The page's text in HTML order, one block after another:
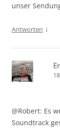
unser
Antworten ↓
@Robert: Es
Soundtrack